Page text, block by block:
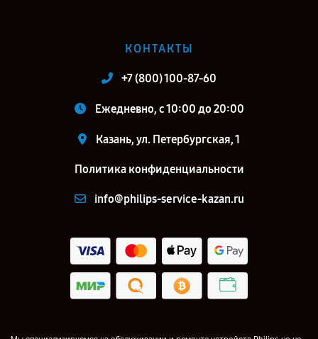
КОНТАКТЫ
+7 (800) 100-87-60
Ежедневно, с 10:00 до 20:00
Казань, ул. Петербургская, 1
Политика конфиденциальности
info@philips-service-kazan.ru